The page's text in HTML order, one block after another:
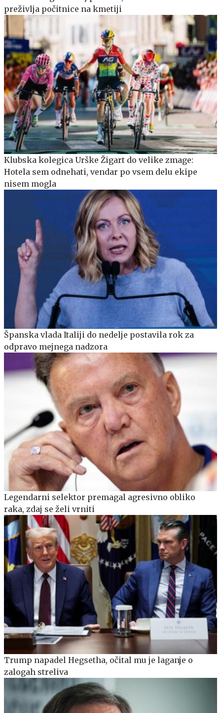
preživlja počitnice na kmetiji
Klubska kolegica Urške Žigart do velike zmage:
Hotela sem odnehati, vendar po vsem delu ekipe
nisem mogla
Španska vlada Italiji do nedelje postavila rok za
odpravo mejnega nadzora
Legendarni selektor premagal agresivno obliko
raka, zdaj se želi vrniti
Trump napadel Hegsetha, očital mu je laganje o
zalogah streliva